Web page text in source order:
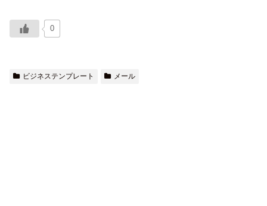
0
ビジネステンプレート メール